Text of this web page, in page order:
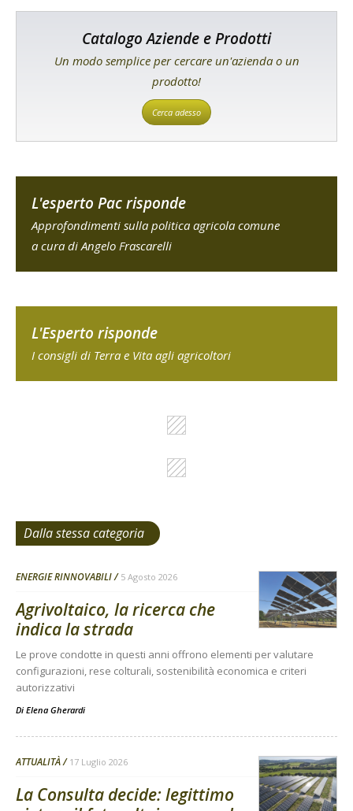
Catalogo Aziende e Prodotti
Un modo semplice per cercare un'azienda o un
prodotto!
Cerca adesso
L'esperto Pac risponde
Approfondimenti sulla politica agricola comune
a cura di Angelo Frascarelli
L'Esperto risponde
I consigli di Terra e Vita agli agricoltori
Dalla stessa categoria
ENERGIE RINNOVABILI 5 Agosto 2026
Agrivoltaico, la ricerca che
indica la strada
Le prove condotte in questi anni offrono elementi per valutare
configurazioni, rese colturali, sostenibilità economica e criteri
autorizzativi
Di Elena Gherardi
ATTUALITÀ 17 Luglio 2026
La Consulta decide: legittimo